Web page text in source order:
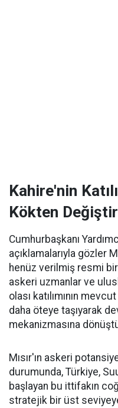
Kahire'nin
Kökten
Cumhurbaşkanı
açıklamalarıyla gözler
henüz verilmiş resmi
askeri uzmanlar ve
olası katılımının
daha öteye taşıyarak
mekanizmasına
Mısır'ın askeri
durumunda, Türkiye,
başlayan bu ittifakın
stratejik bir üst